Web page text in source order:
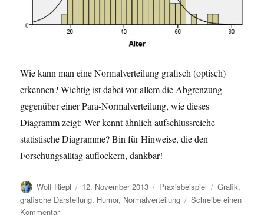
Wie kann man eine Normalverteilung grafisch (optisch)
erkennen? Wichtig ist dabei vor allem die Abgrenzung
gegenüber einer Para-Normalverteilung, wie dieses
Diagramm zeigt: Wer kennt ähnlich aufschlussreiche
statistische Diagramme? Bin für Hinweise, die den
Forschungsalltag auflockern, dankbar!
Autor
Wolf Riepl
Veröffentlicht
am
12. November 2013 Kategorien
Praxisbeispiel Schlagwörter
Grafik,
grafische Darstellung, Humor, Normalverteilung
Schreibe einen
Kommentarzu